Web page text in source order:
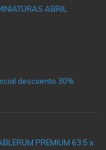
ABRIL
descuento 30%
PREMIUM 63.5 x